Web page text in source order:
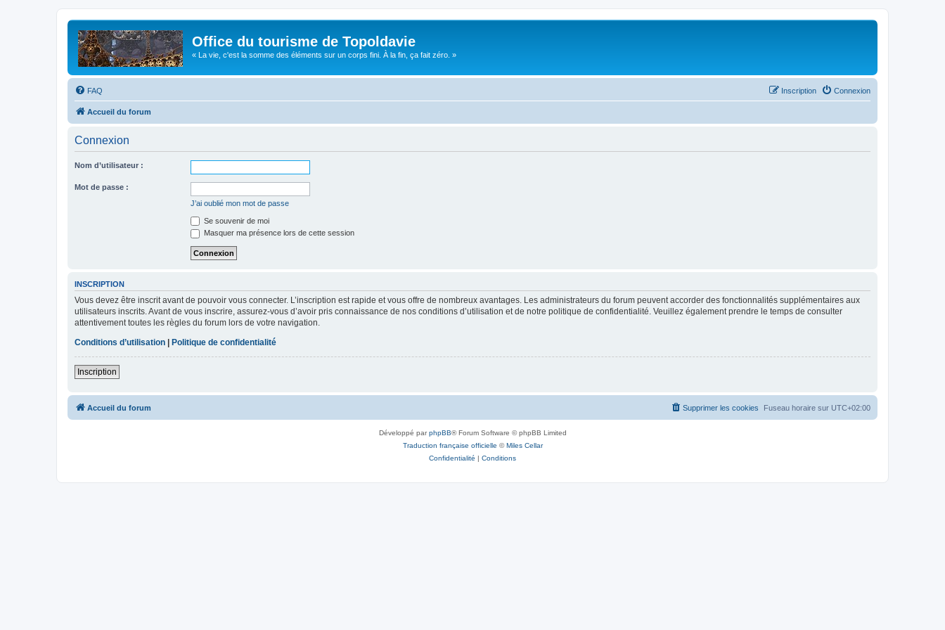
Office du tourisme de Topoldavie
« La vie, c'est la somme des éléments sur un corps fini. À la fin, ça fait zéro. »
FAQ Connexion
Inscription
Accueil du forum
Connexion
Nom d’utilisateur :
Mot de passe :
J’ai oublié mon mot de passe
Se souvenir de moi
Masquer ma présence lors de cette session
INSCRIPTION
Vous devez être inscrit avant de pouvoir vous connecter. L’inscription est rapide et vous offre de nombreux avantages. Les administrateurs du forum peuvent accorder des fonctionnalités supplémentaires aux
utilisateurs inscrits. Avant de vous inscrire, assurez-vous d’avoir pris connaissance de nos conditions d’utilisation et de notre politique de confidentialité. Veuillez également prendre le temps de consulter
attentivement toutes les règles du forum lors de votre navigation.
Conditions d’utilisation
Politique de confidentialité
Inscription
Accueil du forum Fuseau horaire sur UTC+02:00
Supprimer les cookies
Développé parphpBB® Forum Software © phpBB Limited
Traduction française officielle ©Miles Cellar
Confidentialité | Conditions